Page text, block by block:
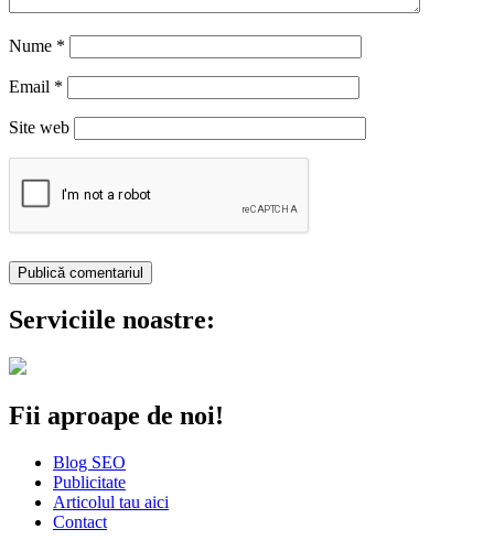
Nume *
Email *
Site web
Serviciile noastre:
Fii aproape de noi!
Blog SEO
Publicitate
Articolul tau aici
Contact